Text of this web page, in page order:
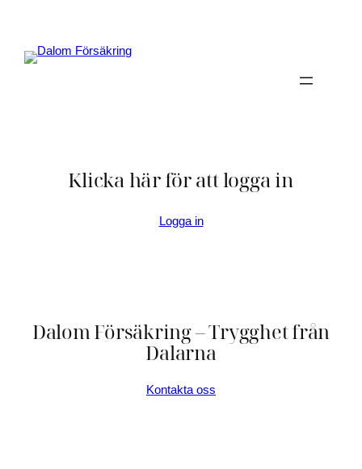
innehåll
Klicka här för att logga in
Logga in
Dalom Försäkring – Trygghet från
Dalarna
Kontakta oss